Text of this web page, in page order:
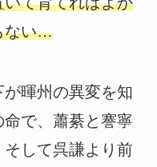
ない…
暉州の異変を知
で、蕭綦と謇寧
して呉謙より前